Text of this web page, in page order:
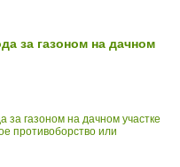
за газоном на дачном
за газоном на дачном участке
противоборство или